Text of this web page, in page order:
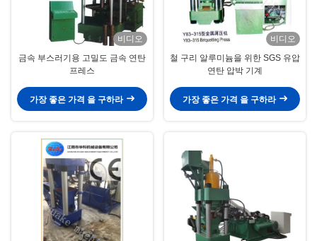
비디오
금속 부스러기용 고밀도 금속 연탄
프레스
가장 좋은 가격 을 구하라
비디오
철 구리 알루미늄을 위한 SGS 유압
연탄 압박 기계
가장 좋은 가격 을 구하라